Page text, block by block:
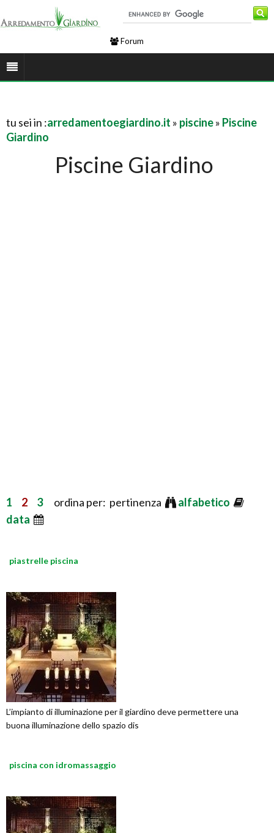
Forum
tu sei in :arredamentoegiardino.it » piscine» Piscine
Giardino
Piscine Giardino
1 2 3ordina per: pertinenza
alfabetico
data
piastrelle piscina
L’impianto di illuminazione per il giardino deve permettere una
buona illuminazione dello spazio dis
piscina con idromassaggio